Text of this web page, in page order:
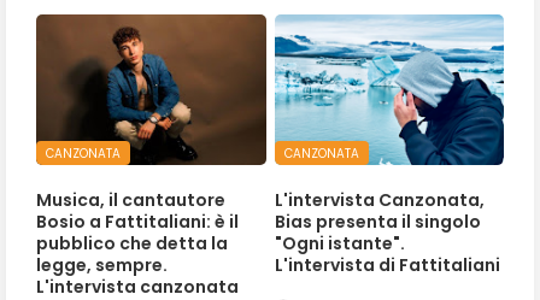
CANZONATA
Musica, il cantautore
Bosio a Fattitaliani: è il
pubblico che detta la
legge, sempre.
L'intervista canzonata
CANZONATA
L'intervista Canzonata,
Bias presenta il singolo
"Ogni istante".
L'intervista di Fattitaliani